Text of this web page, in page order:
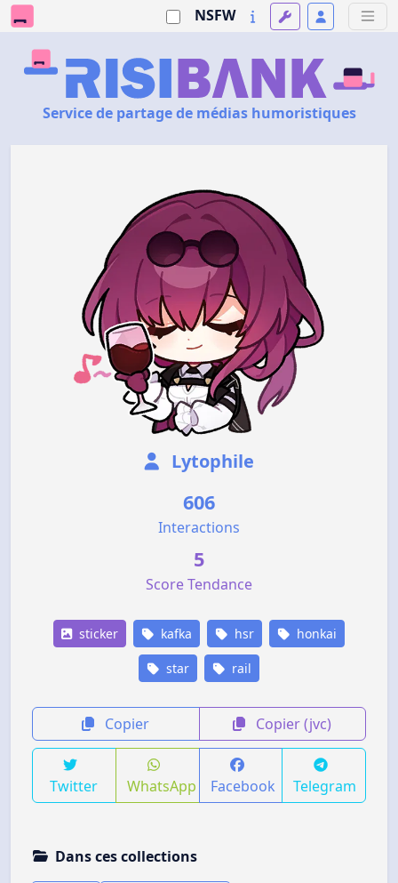
NSFW
Service de partage de médias humoristiques
Lytophile
606
Interactions
5
Score Tendance
sticker kafka hsr honkai
star rail
Copier Copier (jvc)
Twitter WhatsApp Facebook Telegram
Dans ces collections